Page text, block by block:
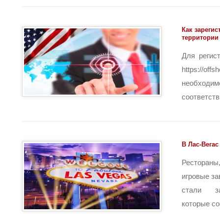
Как
Для
https://
В Лас-
игровые
стали
которые